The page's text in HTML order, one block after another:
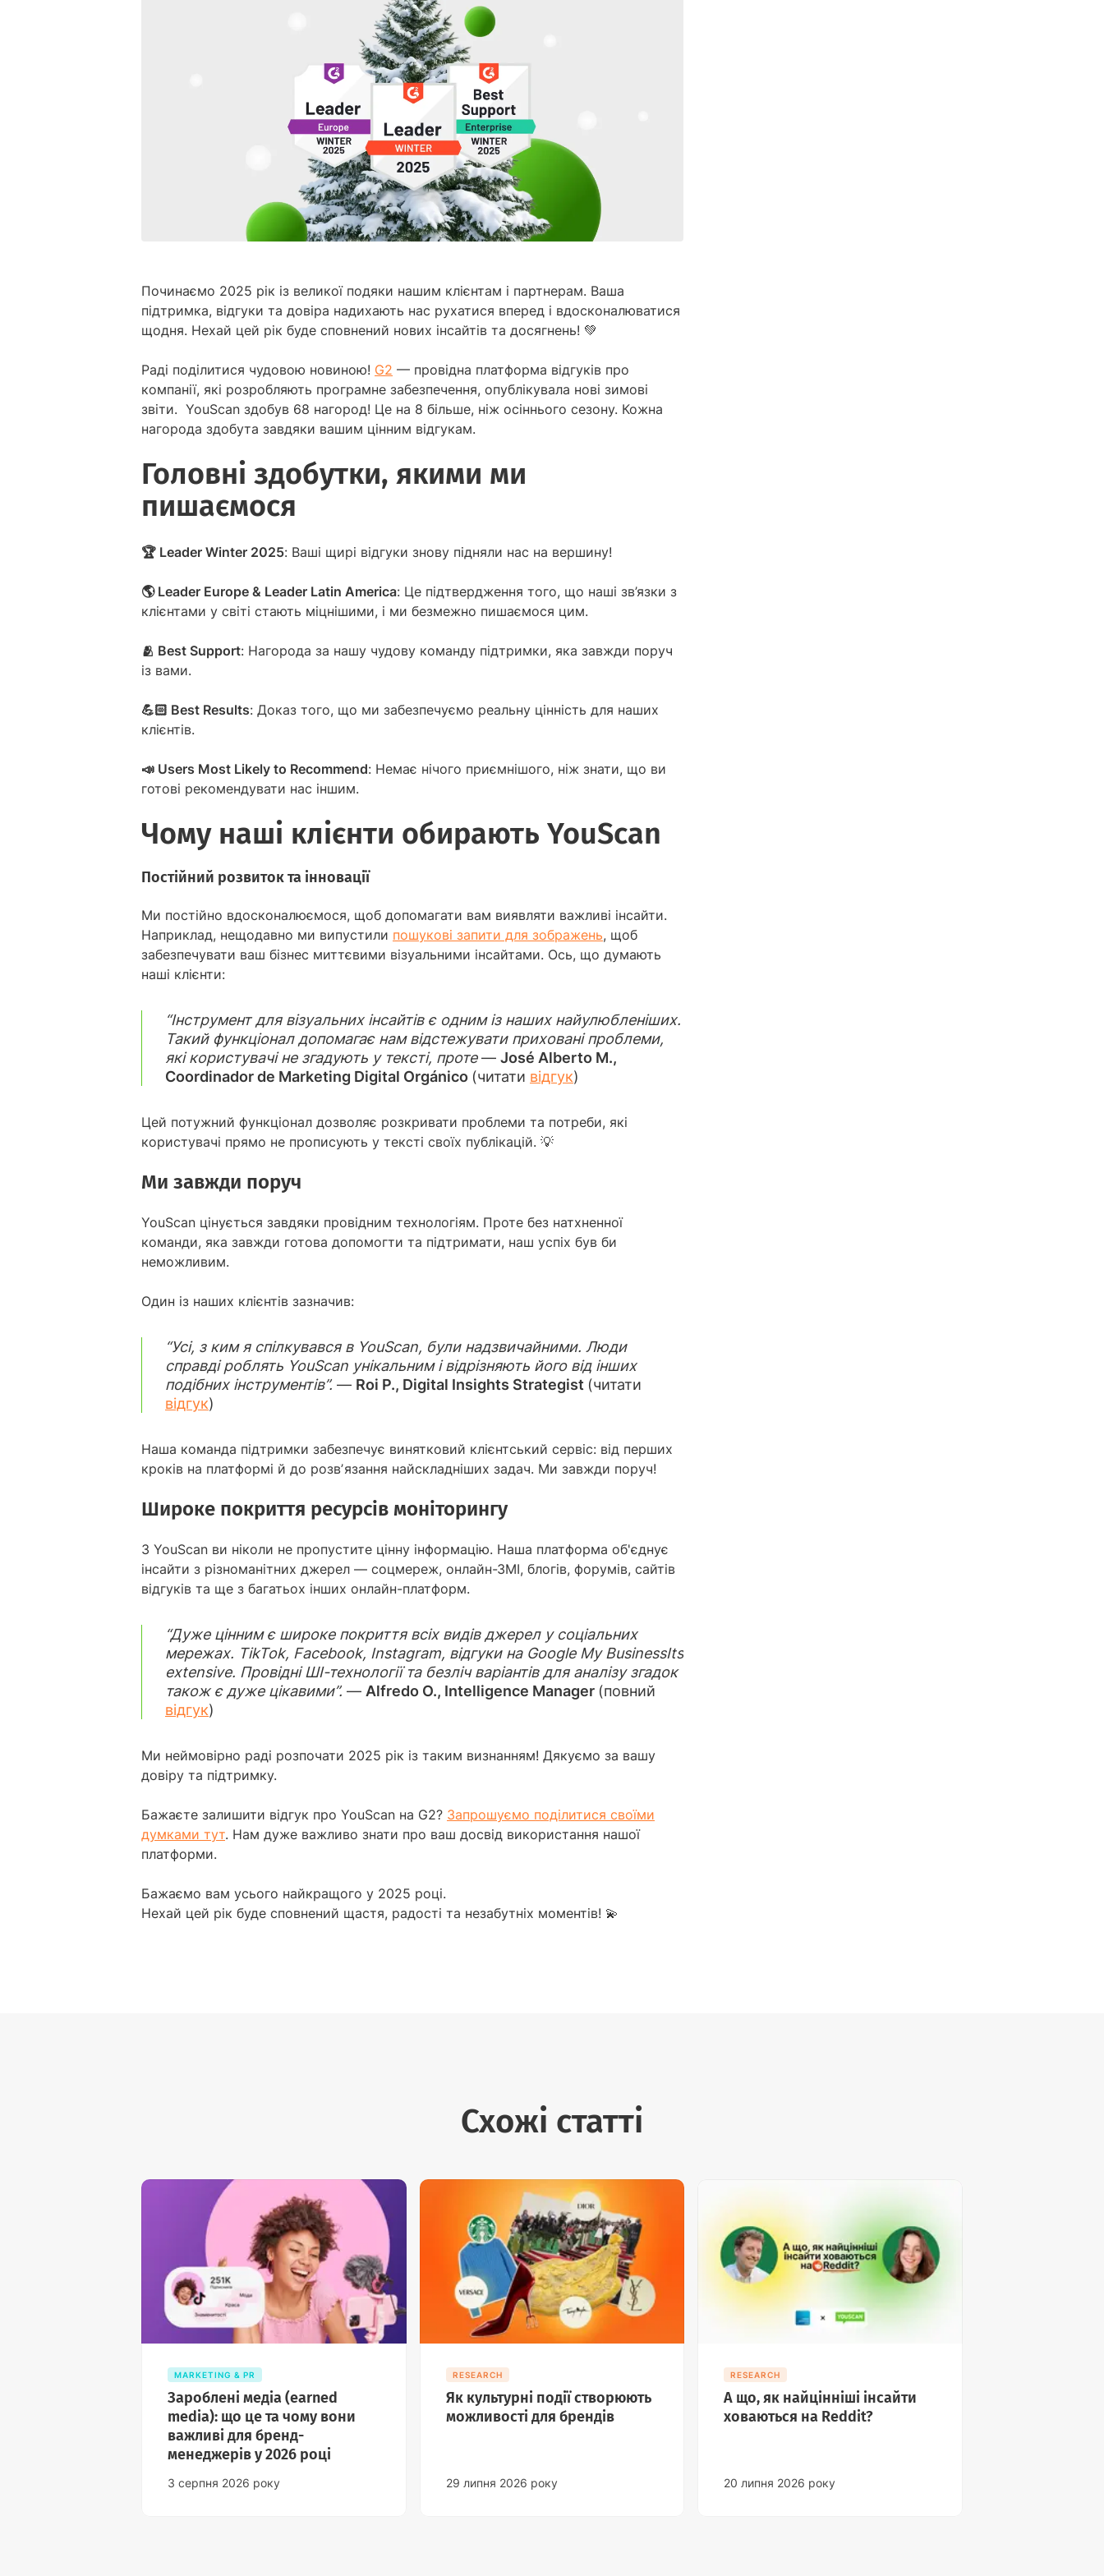
провідним ШІ-агентом моніторингу
соцмереж.
Дізнатися більше
Дослідження ринку
Аналізуйте мільйони онлайн-розмов, щоб
зрозуміти неупереджені думки аудиторії
з будь-якого питання.
Дізнатися більше
Пошук інфлюенсерів
З легкістю знаходьте впливових осіб, щоб
ефективніше взаємодіяти з аудиторією
Дізнатися більше
Починаємо 2025 рік із великої подяки нашим клієнтам і партнерам. Ваша
підтримка, відгуки та довіра надихають нас рухатися вперед і вдосконалюватися
щодня. Нехай цей рік буде сповнений нових інсайтів та досягнень! 💚
Раді поділитися чудовою новиною! G2 — провідна платформа відгуків про
компанії, які розробляють програмне забезпечення, опублікувала нові зимові
звіти. YouScan здобув 68 нагород! Це на 8 більше, ніж осіннього сезону. Кожна
нагорода здобута завдяки вашим цінним відгукам.
Головні здобутки, якими ми
пишаємося
🏆 Leader Winter 2025: Ваші щирі відгуки знову підняли нас на вершину!
🌎 Leader Europe & Leader Latin America: Це підтвердження того, що наші зв’язки з
клієнтами у світі стають міцнішими, і ми безмежно пишаємося цим.
🫂 Best Support: Нагорода за нашу чудову команду підтримки, яка завжди поруч
із вами.
💪🏻 Best Results: Доказ того, що ми забезпечуємо реальну цінність для наших
клієнтів.
📣 Users Most Likely to Recommend: Немає нічого приємнішого, ніж знати, що ви
готові рекомендувати нас іншим.
Чому наші клієнти обирають YouScan
Постійний розвиток та інновації
Ми постійно вдосконалюємося, щоб допомагати вам виявляти важливі інсайти.
Наприклад, нещодавно ми випустили пошукові запити для зображень, щоб
забезпечувати ваш бізнес миттєвими візуальними інсайтами. Ось, що думають
наші клієнти:
“Інструмент для візуальних інсайтів є одним із наших найулюбленіших.
Такий функціонал допомагає нам відстежувати приховані проблеми,
які користувачі не згадують у тексті, проте— José Alberto M.,
Coordinador de Marketing Digital Orgánico (читати відгук)
Цей потужний функціонал дозволяє розкривати проблеми та потреби, які
користувачі прямо не прописують у тексті своїх публікацій. 💡
Ми завжди поруч
YouScan цінується завдяки провідним технологіям. Проте без натхненної
команди, яка завжди готова допомогти та підтримати, наш успіх був би
неможливим.
Один із наших клієнтів зазначив:
“Усі, з ким я спілкувався в YouScan, були надзвичайними. Люди
справді роблять YouScan унікальним і відрізняють його від інших
подібних інструментів”. — Roi P., Digital Insights Strategist (читати
відгук)
Наша команда підтримки забезпечує винятковий клієнтський сервіс: від перших
кроків на платформі й до розвʼязання найскладніших задач. Ми завжди поруч!
Широке покриття ресурсів моніторингу
З YouScan ви ніколи не пропустите цінну інформацію. Наша платформа об'єднує
інсайти з різноманітних джерел — соцмереж, онлайн-ЗМІ, блогів, форумів, сайтів
відгуків та ще з багатьох інших онлайн-платформ.
“Дуже цінним є широке покриття всіх видів джерел у соціальних
мережах. TikTok, Facebook, Instagram, відгуки на Google My BusinessIts
extensive. Провідні ШІ-технології та безліч варіантів для аналізу згадок
також є дуже цікавими”. — Alfredo O., Intelligence Manager (повний
відгук)
Ми неймовірно раді розпочати 2025 рік із таким визнанням! Дякуємо за вашу
довіру та підтримку.
Бажаєте залишити відгук про YouScan на G2? Запрошуємо поділитися своїми
думками тут. Нам дуже важливо знати про ваш досвід використання нашої
платформи.
Бажаємо вам усього найкращого у 2025 році.
Нехай цей рік буде сповнений щастя, радості та незабутніх моментів! 💫
Схожі статті
MARKETING & PR
Зароблені медіа (earned
media): що це та чому вони
важливі для бренд-
менеджерів у 2026 році
3 серпня 2026 року
RESEARCH
Як культурні події створюють
можливості для брендів
29 липня 2026 року
RESEARCH
А що, як найцінніші інсайти
ховаються на Reddit?
20 липня 2026 року